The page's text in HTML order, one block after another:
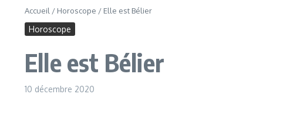
Accueil / Horoscope / Elle est Bélier
Horoscope
Elle est Bélier
10 décembre 2020